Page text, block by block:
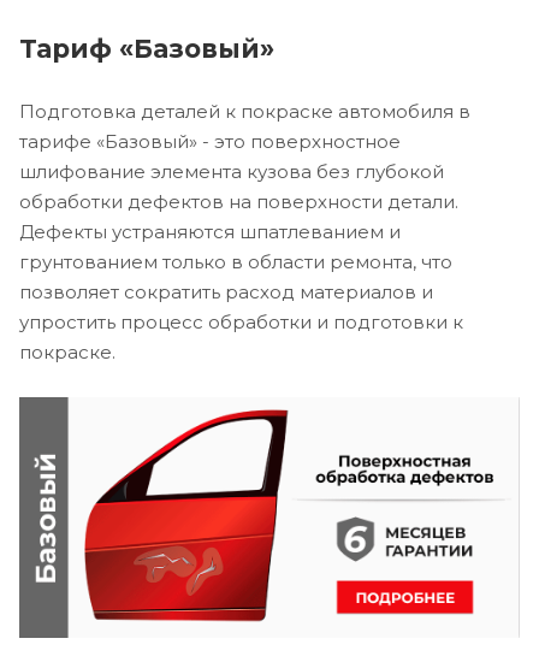
Тариф «Базовый»
Подготовка деталей к покраске автомобиля в
тарифе «Базовый» - это поверхностное
шлифование элемента кузова без глубокой
обработки дефектов на поверхности детали.
Дефекты устраняются шпатлеванием и
грунтованием только в области ремонта, что
позволяет сократить расход материалов и
упростить процесс обработки и подготовки к
покраске.